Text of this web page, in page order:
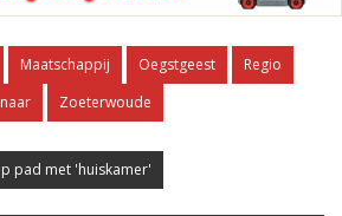
Maatschappij Oegstgeest
Regio
Zoeterwoude
pad met 'huiskamer'